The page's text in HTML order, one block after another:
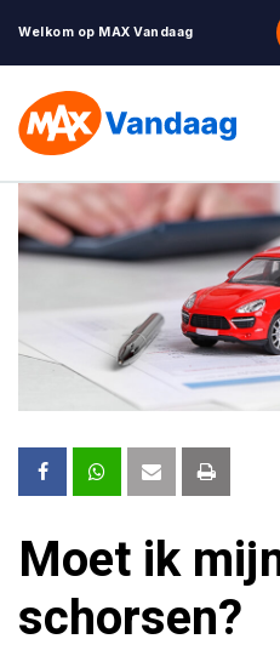
Welkom op MAX Vandaag
Moet ik
schorsen?